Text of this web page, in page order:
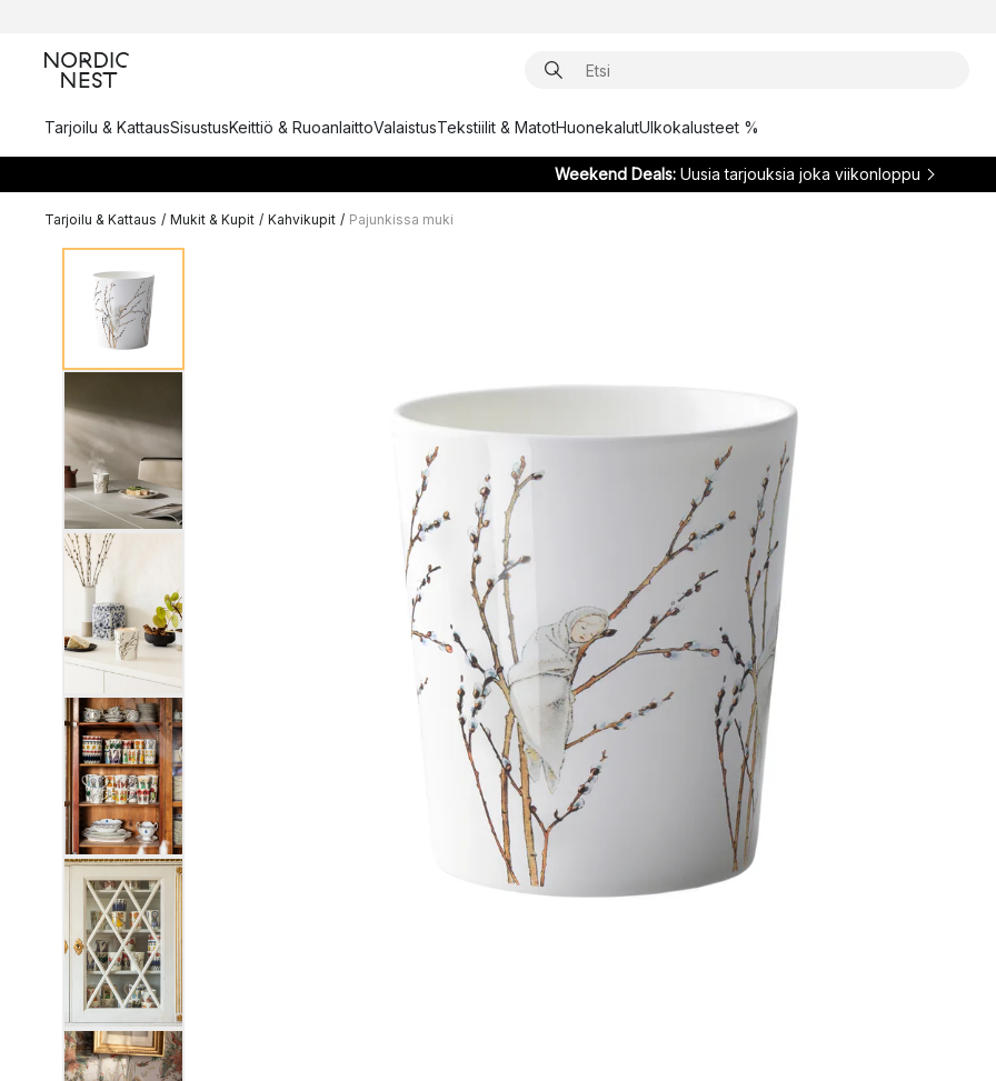
Tarjoilu & KattausSisustusKeittiö & RuoanlaittoValaistusTekstiilit & MatotHuonekalutUlkokalusteet %
Weekend Deals:Uusia tarjouksia joka viikonloppu
Tarjoilu & Kattaus / Mukit & Kupit / Kahvikupit / Pajunkissa muki